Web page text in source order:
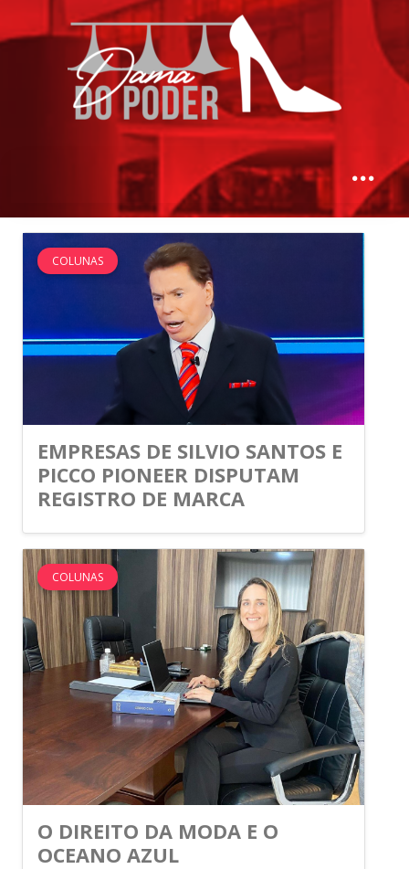
COLUNAS
EMPRESAS DE SILVIO SANTOS E
PICCO PIONEER DISPUTAM
REGISTRO DE MARCA
COLUNAS
O DIREITO DA MODA E O
OCEANO AZUL